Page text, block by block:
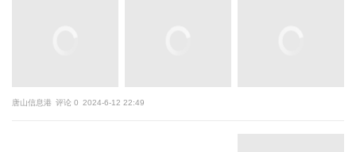
唐山信息港 评论 0 2024-6-12 22:49